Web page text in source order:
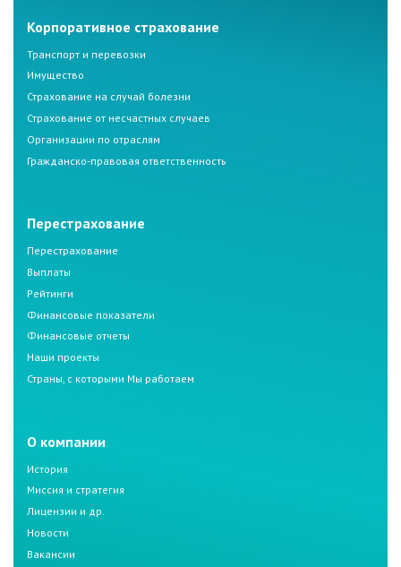
Корпоративное страхование
Транспорт и перевозки
Имущество
Страхование на случай болезни
Страхование от несчастных случаев
Организации по отраслям
Гражданско-правовая ответственность
Перестрахование
Перестрахование
Выплаты
Рейтинги
Финансовые показатели
Финансовые отчеты
Наши проекты
Страны, с которыми Мы работаем
О компании
История
Миссия и стратегия
Лицензии и др.
Новости
Вакансии